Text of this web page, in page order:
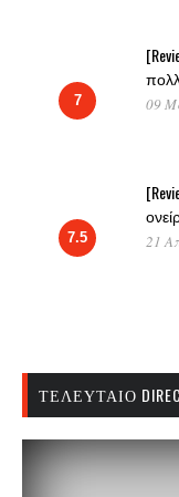
7 09
7.5 21
ΤΕΛΕΥΤΑΊΟ